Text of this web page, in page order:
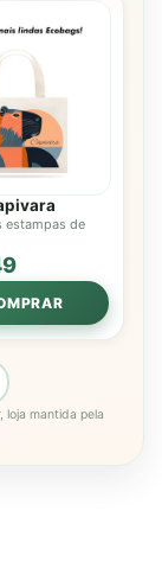
estampas de
loja mantida pela